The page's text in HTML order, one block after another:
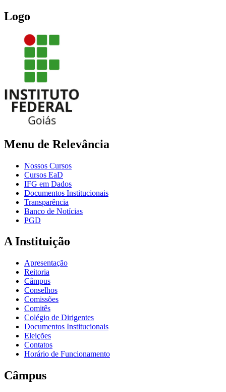
Logo
Menu de Relevância
Nossos Cursos
Cursos EaD
IFG em Dados
Documentos Institucionais
Transparência
Banco de Notícias
PGD
A Instituição
Apresentação
Reitoria
Câmpus
Conselhos
Comissões
Comitês
Colégio de Dirigentes
Documentos Institucionais
Eleições
Contatos
Horário de Funcionamento
Câmpus